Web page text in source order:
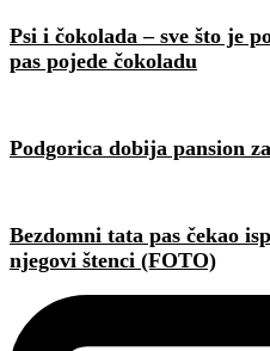
Psi i čokolada – sve što je
pas pojede čokoladu
Podgorica dobija pansion
Bezdomni tata pas čekao
njegovi štenci (FOTO)